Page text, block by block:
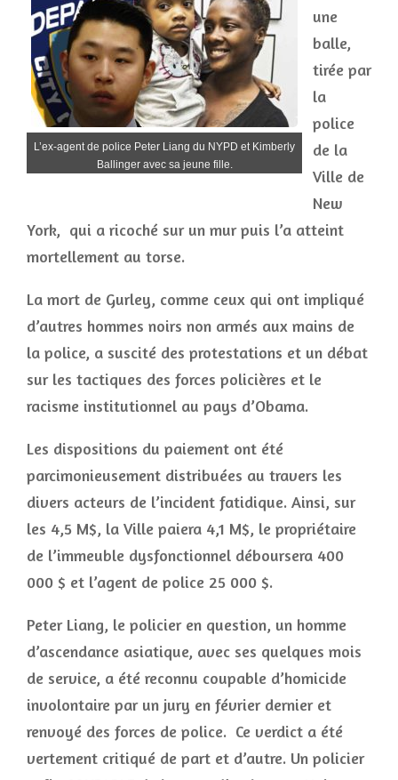
L’ex-agent de police Peter Liang du NYPD et Kimberly
Ballinger avec sa jeune fille.
une
balle,
tirée par
la
police
de la
Ville de
New
York, qui a ricoché sur un mur puis l’a atteint
mortellement au torse.
La mort de Gurley, comme ceux qui ont impliqué
d’autres hommes noirs non armés aux mains de
la police, a suscité des protestations et un débat
sur les tactiques des forces policières et le
racisme institutionnel au pays d’Obama.
Les dispositions du paiement ont été
parcimonieusement distribuées au travers les
divers acteurs de l’incident fatidique. Ainsi, sur
les 4,5 M$, la Ville paiera 4,1 M$, le propriétaire
de l’immeuble dysfonctionnel déboursera 400
000 $ et l’agent de police 25 000 $.
Peter Liang, le policier en question, un homme
d’ascendance asiatique, avec ses quelques mois
de service, a été reconnu coupable d’homicide
involontaire par un jury en février dernier et
renvoyé des forces de police. Ce verdict a été
vertement critiqué de part et d’autre. Un policier